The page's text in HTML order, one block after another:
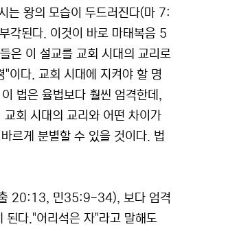
는 왕의 모습이 두드러진다(마 7:
각된다. 이것이 바로 마태복음 5
은 이 설교를 교회 시대의 교리로
이다. 교회 시대에 지켜야 할 명
법은 율법보다 훨씬 엄격한데,
회 시대의 교리와 어떤 차이가
르게 분별할 수 있을 것이다. 법
출 20:13, 민35:9-34), 보다 엄격
된다."어리석은 자"라고 말해도